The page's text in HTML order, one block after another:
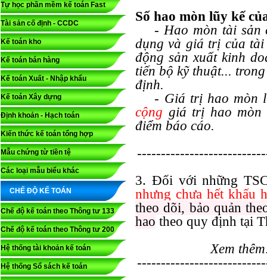
Tự học phần mềm kế toán Fast
Tài sản cố định - CCDC
Kế toán kho
Kế toán bán hàng
Kế toán Xuất - Nhập khẩu
Kế toán Xây dựng
Định khoản - Hạch toán
Kiến thức kế toán tổng hợp
Mẫu chứng từ tiền tệ
Các loại mẫu biểu khác
CHẾ ĐỘ KẾ TOÁN
Chế độ kế toán theo Thông tư 133
Chế độ kế toán theo Thông tư 200
Hệ thống tài khoản kế toán
Hệ thống Sổ sách kế toán
Số hao mòn lũy kế
- Hao mòn tài sản
dụng và giá trị của
động sản xuất kinh
tiến bộ kỹ thuật...
định.
- Giá trị hao mòn
cộng giá trị hao mòn
điểm báo cáo.
3. Đối với những
nhưng chưa hết khấu
theo dõi, bảo quản
hao theo quy định tại
Xem